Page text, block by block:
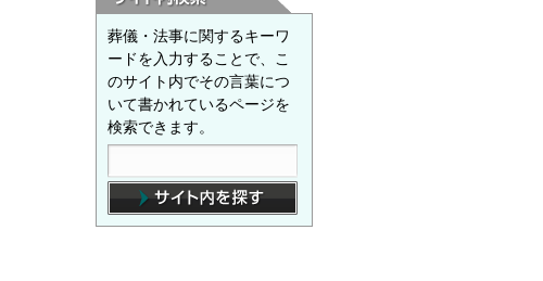
葬儀・法事に関するキーワ
ードを入力することで、こ
のサイト内でその言葉につ
いて書かれているページを
検索できます。